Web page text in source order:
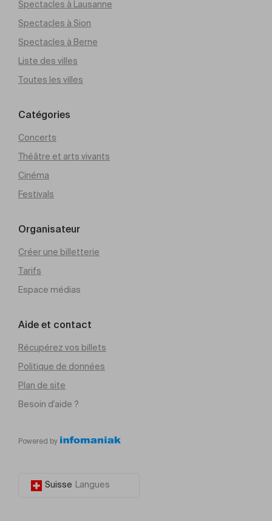
Spectacles à Lausanne
Spectacles à Sion
Spectacles à Berne
Liste des villes
Toutes les villes
Catégories
Concerts
Théâtre et arts vivants
Cinéma
Festivals
Organisateur
Créer une billetterie
Tarifs
Espace médias
Aide et contact
Récupérez vos billets
Politique de données
Plan de site
Besoin d'aide ?
Powered by
Suisse Langues